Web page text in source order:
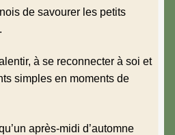
de savourer les petits
à se reconnecter à soi et
simples en moments de
après-midi d’automne